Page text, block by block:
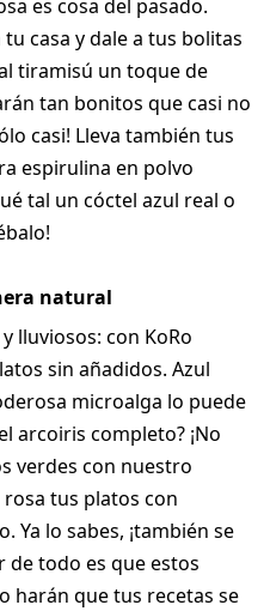
es cosa del pasado.
casa y dale a tus bolitas
tiramisú un toque de
tan bonitos que casi no
casi! Lleva también tus
espirulina en polvo
tal un cóctel azul real o
natural
lluviosos: con KoRo
sin añadidos. Azul
microalga lo puede
arcoiris completo? ¡No
verdes con nuestro
tus platos con
Ya lo sabes, ¡también se
de todo es que estos
harán que tus recetas se